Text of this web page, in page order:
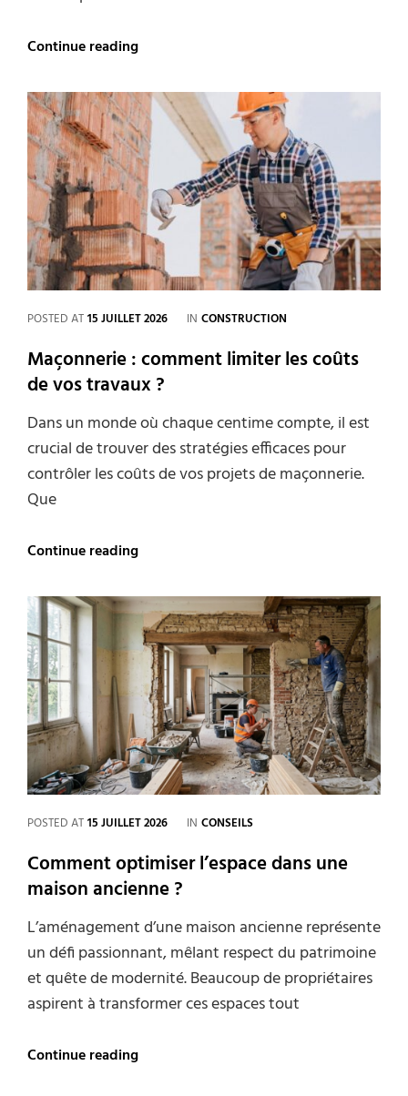
Continue readingLargeur
une
porte
battante
de
dressing
sans
déformation
POSTED AT15 JUILLET 2026 IN CATEGORIES
CONSTRUCTION
Maçonnerie : comment limiter les coûts
de vos travaux ?
Dans un monde où chaque centime compte, il est
crucial de trouver des stratégies efficaces pour
contrôler les coûts de vos projets de maçonnerie.
Que
Continue readingMaçonnerie
limiter
les
coûts
de
vos
travaux
?
POSTED AT15 JUILLET 2026 IN CATEGORIES
CONSEILS
Comment optimiser l’espace dans une
maison ancienne ?
L’aménagement d’une maison ancienne représente
un défi passionnant, mêlant respect du patrimoine
et quête de modernité. Beaucoup de propriétaires
aspirent à transformer ces espaces tout
Continue readingComment